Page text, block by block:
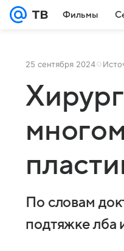
Фильмы
25 сентября 2024
По словам
подтяжке лба